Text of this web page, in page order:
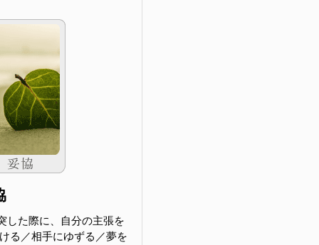
した際に、自分の主張を
る／相手にゆずる／夢を